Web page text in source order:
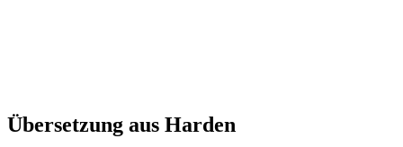
Übersetzung aus Harden